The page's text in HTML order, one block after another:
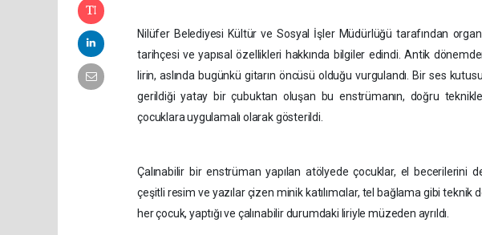
Nilüfer Belediyesi Kültür ve Sosyal İşler Müdürlüğü tarafından
tarihçesi ve yapısal özellikleri hakkında bilgiler edindi. Antik
lirin, aslında bugünkü gitarın öncüsü olduğu vurgulandı. Bir ses
gerildiği yatay bir çubuktan oluşan bu enstrümanın, doğru
çocuklara uygulamalı olarak gösterildi.
Çalınabilir bir enstrüman yapılan atölyede çocuklar, el becerilerini
çeşitli resim ve yazılar çizen minik katılımcılar, tel bağlama gibi
her çocuk, yaptığı ve çalınabilir durumdaki liriyle müzeden ayrıldı.